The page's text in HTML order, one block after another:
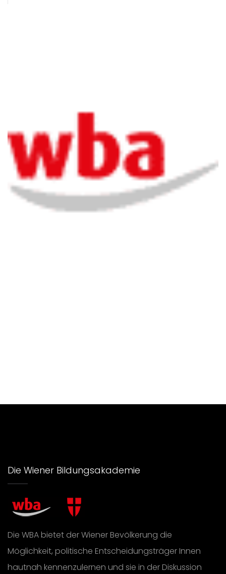
Die Wiener Bildungsakademie
Die WBA bietet der Wiener Bevölkerung die
Möglichkeit, politische Entscheidungsträger Innen
hautnah kennenzulernen und sie in der Diskussion